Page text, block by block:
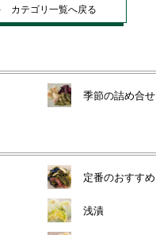
カテゴリ一覧へ戻る
季節の詰め合せ
定番のおすすめ
浅漬